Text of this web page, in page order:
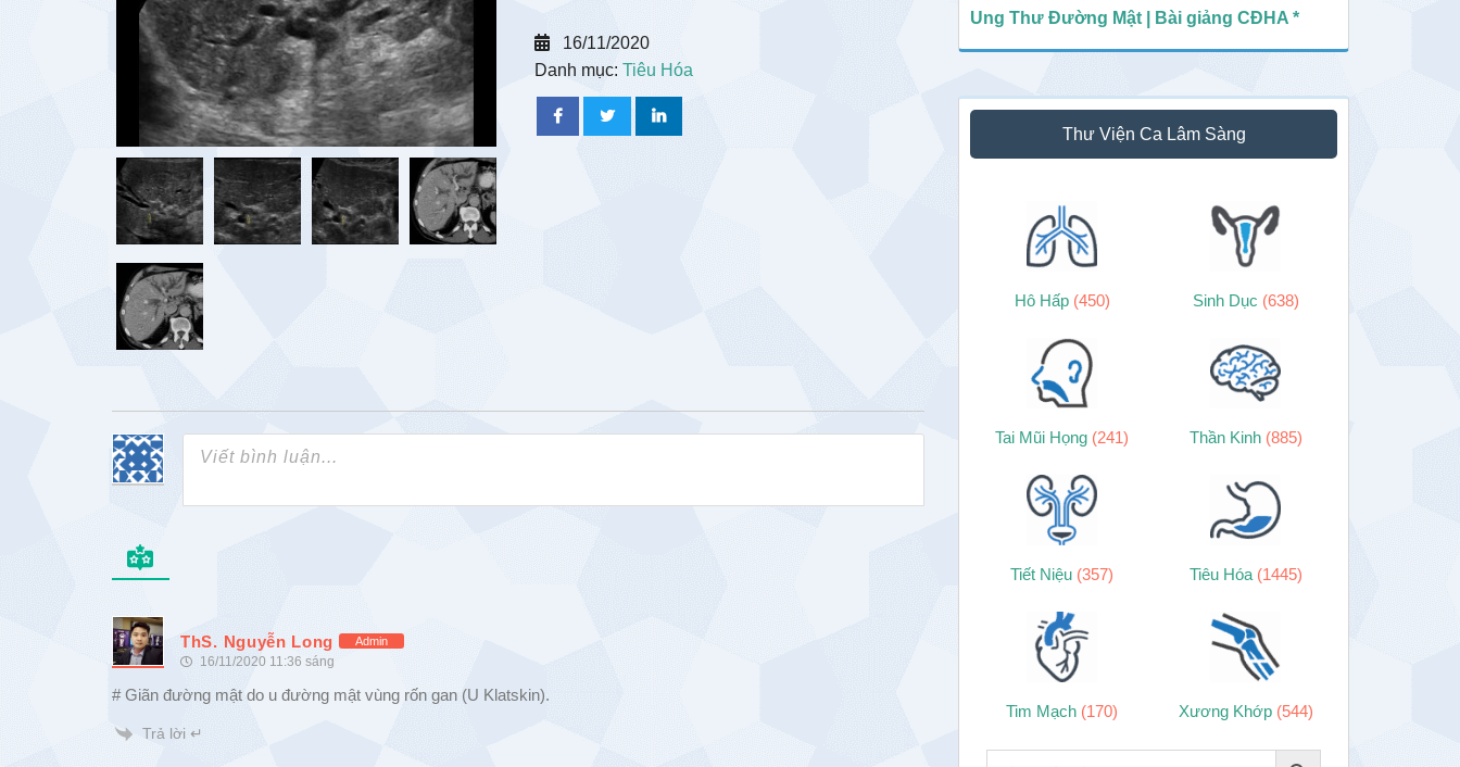
16/11/2020
Danh mục: Tiêu Hóa
ThS. Nguyễn Long Admin
16/11/2020 11:36 sáng
# Giãn đường mật do u đường mật vùng rốn gan (U Klatskin).
Trả lời ↵
Ung Thư Đường Mật | Bài giảng CĐHA *
Thư Viện Ca Lâm Sàng
Hô Hấp (450) Sinh Dục (638)
Tai Mũi Họng (241) Thần Kinh (885)
Tiết Niệu (357) Tiêu Hóa (1445)
Tim Mạch (170) Xương Khớp (544)